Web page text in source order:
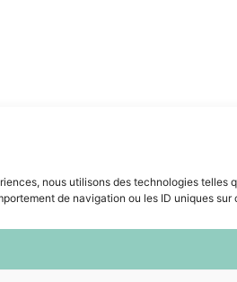
nous utilisons des technologies
de navigation ou les ID uniques